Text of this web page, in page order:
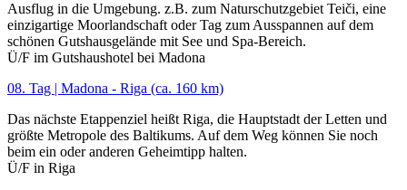
Ausflug in die Umgebung. z.B. zum Naturschutzgebiet Teiči, eine
einzigartige Moorlandschaft oder Tag zum Ausspannen auf dem
schönen Gutshausgelände mit See und Spa-Bereich.
Ü/F im Gutshaushotel bei Madona
08. Tag | Madona - Riga (ca. 160 km)
Das nächste Etappenziel heißt Riga, die Hauptstadt der Letten und
größte Metropole des Baltikums. Auf dem Weg können Sie noch
beim ein oder anderen Geheimtipp halten.
Ü/F in Riga